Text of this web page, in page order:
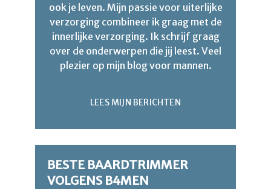
ook je leven. Mijn passie voor uiterlijke
verzorging combineer ik graag met de
innerlijke verzorging. Ik schrijf graag
over de onderwerpen die jij leest. Veel
plezier op mijn blog voor mannen.
LEES MIJN BERICHTEN
BESTE BAARDTRIMMER
VOLGENS B4MEN